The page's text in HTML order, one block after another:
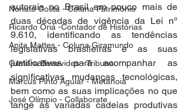
Nonato Costa - Coluna Patrimônio
Ricardo Oriá -Contador de Histórias
Anita Mattes - Coluna Giramundo
Gilmara Benevides - Tribuna
Marcus Pinto Aguiar - Metanoia
José Olímpio - Collaborate
autorais no Brasil em pouco mais de
duas décadas de vigência da Lei nº
9.610, identificando as tendências
legislativas brasileiras e as suas
justificativas para acompanhar as
significativas mudanças tecnológicas,
bem como as suas implicações no que
tange às variadas cadeias produtivas